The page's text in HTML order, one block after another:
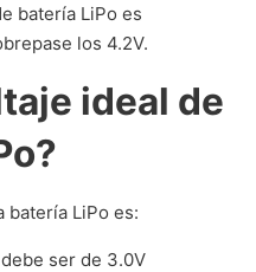
batería LiPo es
los 4.2V.
ideal de
batería LiPo es:
ser de 3.0V